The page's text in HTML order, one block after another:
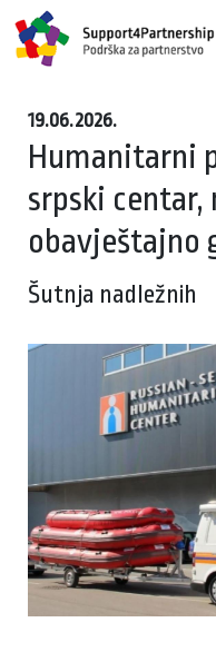
19.06.2026.
Humanitarni
srpski
obavještajno
Šutnja nadležnih